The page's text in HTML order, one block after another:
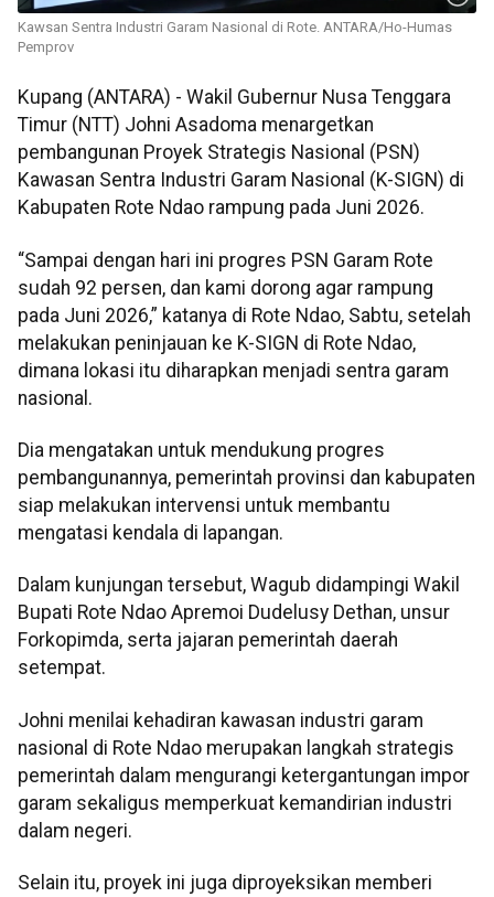
Kawsan Sentra Industri Garam Nasional di Rote. ANTARA/Ho-Humas
Pemprov
Kupang (ANTARA) - Wakil Gubernur Nusa Tenggara
Timur (NTT) Johni Asadoma menargetkan
pembangunan Proyek Strategis Nasional (PSN)
Kawasan Sentra Industri Garam Nasional (K-SIGN) di
Kabupaten Rote Ndao rampung pada Juni 2026.
“Sampai dengan hari ini progres PSN Garam Rote
sudah 92 persen, dan kami dorong agar rampung
pada Juni 2026,” katanya di Rote Ndao, Sabtu, setelah
melakukan peninjauan ke K-SIGN di Rote Ndao,
dimana lokasi itu diharapkan menjadi sentra garam
nasional.
Dia mengatakan untuk mendukung progres
pembangunannya, pemerintah provinsi dan kabupaten
siap melakukan intervensi untuk membantu
mengatasi kendala di lapangan.
Dalam kunjungan tersebut, Wagub didampingi Wakil
Bupati Rote Ndao Apremoi Dudelusy Dethan, unsur
Forkopimda, serta jajaran pemerintah daerah
setempat.
Johni menilai kehadiran kawasan industri garam
nasional di Rote Ndao merupakan langkah strategis
pemerintah dalam mengurangi ketergantungan impor
garam sekaligus memperkuat kemandirian industri
dalam negeri.
Selain itu, proyek ini juga diproyeksikan memberi